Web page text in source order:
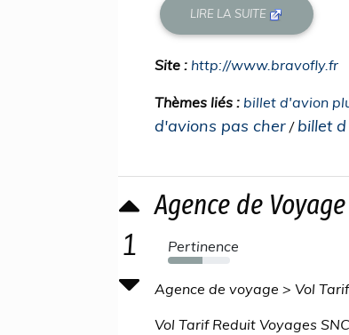
LIRE LA SUITE
Site : http://www.bravofly.fr
Thèmes liés : billet d'avion
d'avions pas cher / billet
1
Agence de
Pertinence
56%
Agence de voyage > Vol
Vol Tarif Reduit Voyages